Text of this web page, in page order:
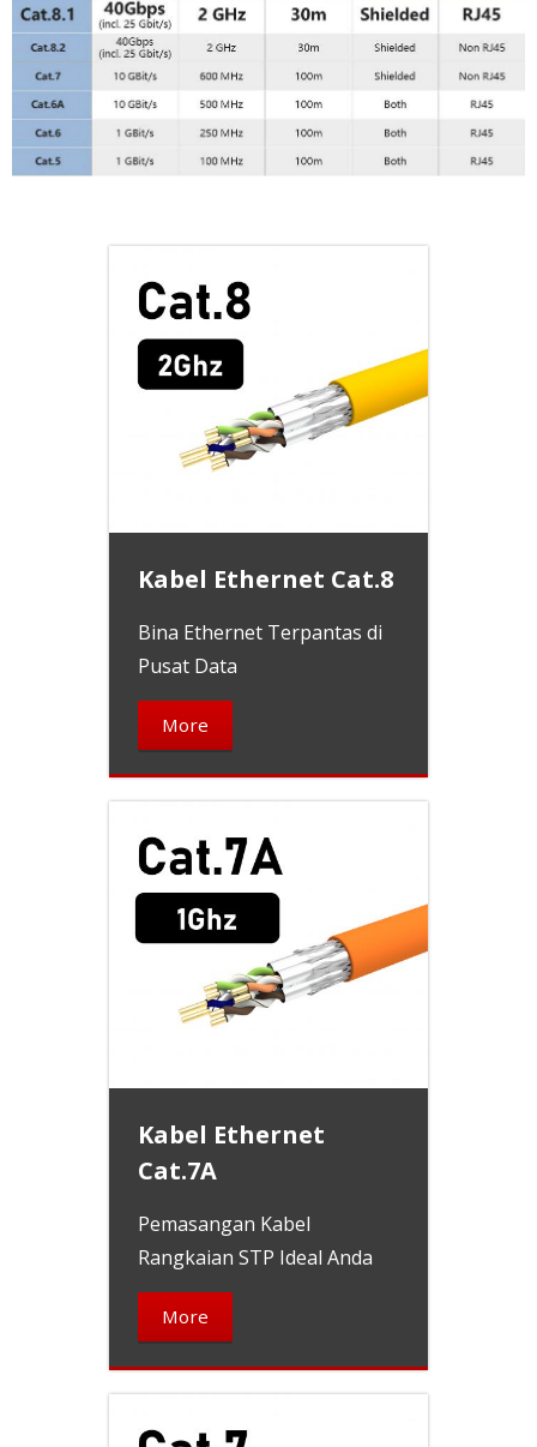
Kabel Ethernet Cat.8
Bina Ethernet Terpantas di
Pusat Data
More
Kabel Ethernet
Cat.7A
Pemasangan Kabel
Rangkaian STP Ideal Anda
More